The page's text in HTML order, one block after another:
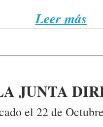
Leer más
JUNTA
el 22 de